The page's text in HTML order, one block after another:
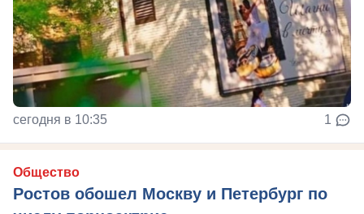
сегодня в 10:35 1
Общество
Ростов обошел Москву и Петербург по